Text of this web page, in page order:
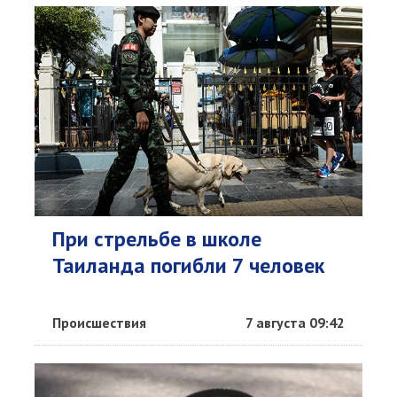
При стрельбе в школе
Таиланда погибли 7 человек
Происшествия 7 августа 09:42